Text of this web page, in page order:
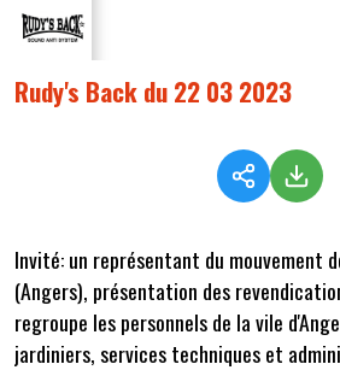
Rudy's Back du 22 03 2023
Invité: un représentant du mouvement
(Angers), présentation des
regroupe les personnels de la vile
jardiniers, services techniques et